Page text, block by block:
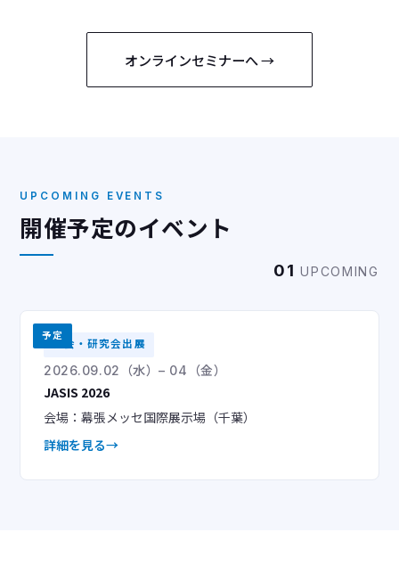
オンラインセミナーへ →
UPCOMING EVENTS
開催予定のイベント
01 UPCOMING
予定
学会・研究会出展
2026.09.02（水）– 04（金）
JASIS 2026
会場：幕張メッセ国際展示場（千葉）
詳細を見る